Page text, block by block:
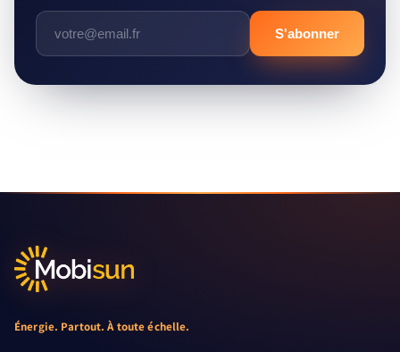
S'abonner
Énergie. Partout. À toute échelle.